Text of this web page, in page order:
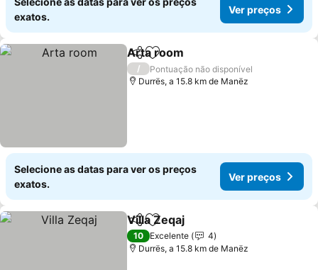
exatos.
Ver preços
PartilharAdicionar aos favoritos
Arta room
/
Pontuação não disponível
Durrës, a 15.8 km de Manëz
Selecione as datas para ver os preços
exatos.
Ver preços
PartilharAdicionar aos favoritos
Villa Zeqaj
10 Excelente
4
Durrës, a 15.8 km de Manëz